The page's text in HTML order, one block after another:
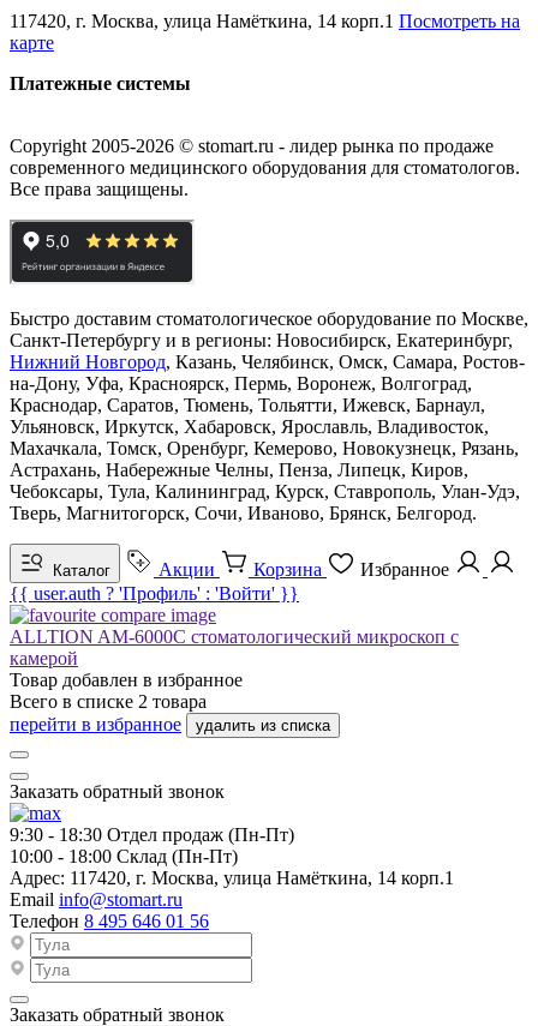
117420, г. Москва, улица Намёткина, 14 корп.1 Посмотреть на
карте
Платежные системы
Copyright 2005-2026 © stomart.ru - лидер рынка по продаже
современного медицинского оборудования для стоматологов.
Все права защищены.
Быстро доставим стоматологическое оборудование по Москве,
Санкт-Петербургу и в регионы: Новосибирск, Екатеринбург,
Нижний Новгород, Казань, Челябинск, Омск, Самара, Ростов-
на-Дону, Уфа, Красноярск, Пермь, Воронеж, Волгоград,
Краснодар, Саратов, Тюмень, Тольятти, Ижевск, Барнаул,
Ульяновск, Иркутск, Хабаровск, Ярославль, Владивосток,
Махачкала, Томск, Оренбург, Кемерово, Новокузнецк, Рязань,
Астрахань, Набережные Челны, Пенза, Липецк, Киров,
Чебоксары, Тула, Калининград, Курск, Ставрополь, Улан-Удэ,
Тверь, Магнитогорск, Сочи, Иваново, Брянск, Белгород.
Каталог Акции Корзина
Избранное
{{ user.auth ? 'Профиль' : 'Войти' }}
ALLTION AM-6000C стоматологический микроскоп с
камерой
Товар добавлен в избранное
Всего в списке 2 товара
перейти в избранное
удалить из списка
Заказать обратный звонок
9:30 - 18:30 Отдел продаж (Пн-Пт)
10:00 - 18:00 Склад (Пн-Пт)
Адрес: 117420, г. Москва, улица Намёткина, 14 корп.1
Email info@stomart.ru
Телефон 8 495 646 01 56
Заказать обратный звонок